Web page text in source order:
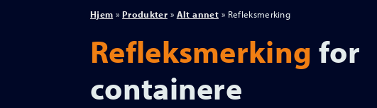
Hjem »Produkter» Alt annet» Refleksmerking
Refleksmerking for
containere